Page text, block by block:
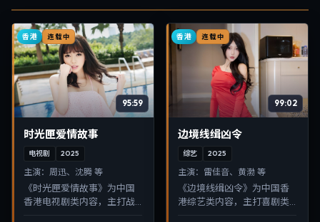
香港 连载中
95:59
时光匣爱情故事
电视剧 2025
主演： 周迅、沈腾 等
《时光匣爱情故事》为中国
香港电视剧类内容，主打战
香港 连载中
99:02
边境线缉凶令
综艺 2025
主演： 雷佳音、黄渤 等
《边境线缉凶令》为中国香
港综艺类内容，主打喜剧类